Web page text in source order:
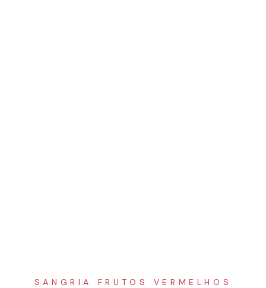
SANGRIA FRUTOS VERMELHOS